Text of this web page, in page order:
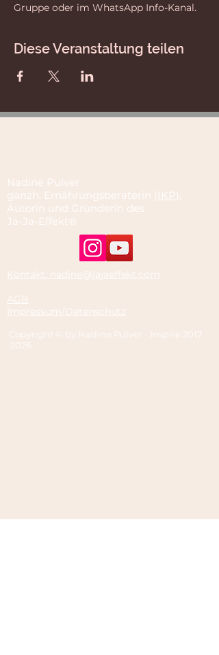
Gruppe oder im WhatsApp Info-Kanal.
Diese Veranstaltung teilen
Nadine Pulver
ganzh. Ernährungsberaterin ( IKP),
Autorin und Gründerin des
Ja-Ja-Effekt®
Kontakt: nadine@jajaeffekt.com
AGB
Impressum/Datenschutz
Copyright © by Nadine Pulver - Inspire
2017
-2026